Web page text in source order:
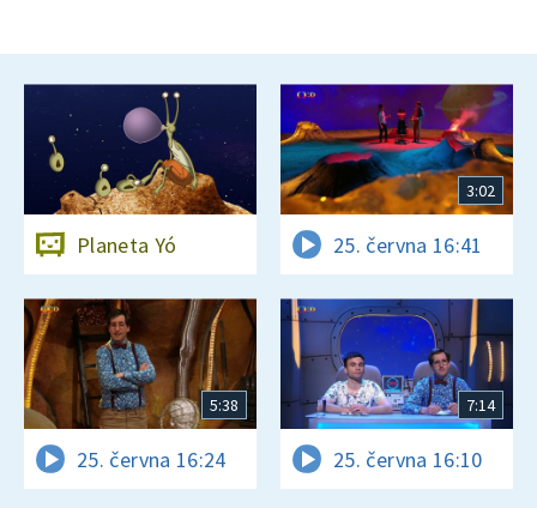
Planeta Yó
3:02
25. června 16:41
5:38
25. června 16:24
7:14
25. června 16:10